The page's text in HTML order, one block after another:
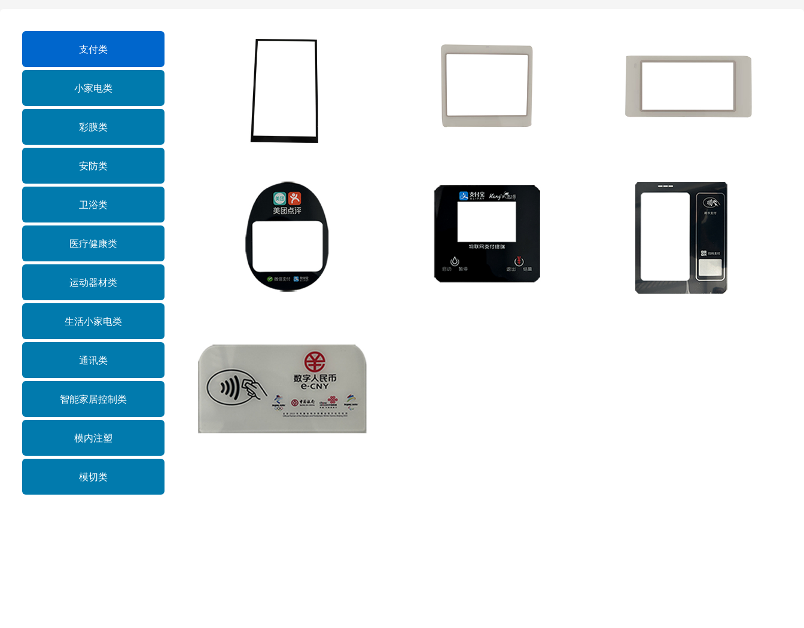
支付类
小家电类
彩膜类
安防类
卫浴类
医疗健康类
运动器材类
生活小家电类
通讯类
智能家居控制类
模内注塑
模切类